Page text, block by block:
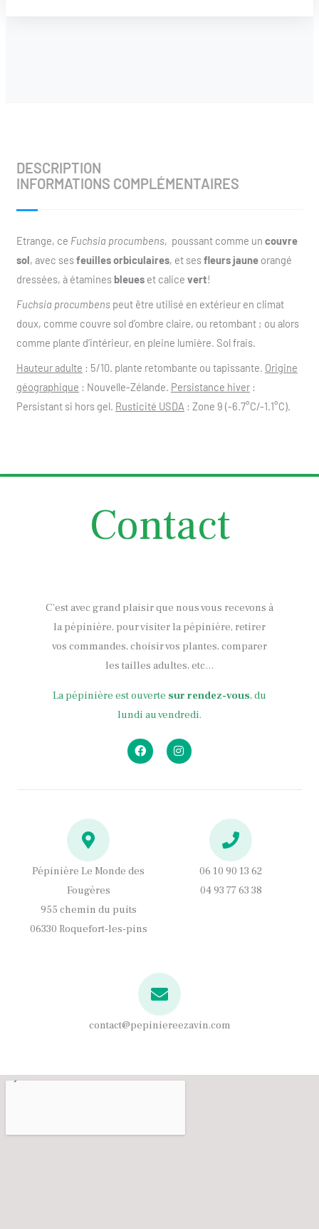
DESCRIPTION
INFORMATIONS COMPLÉMENTAIRES
Etrange, ce Fuchsia procumbens, poussant comme un couvre
sol, avec sesfeuilles orbiculaires, et sesfleurs jauneorangé
dressées, à étaminesbleueset calice vert!
Fuchsia procumbenspeut être utilisé en extérieur en climat
doux, comme couvre sol d’ombre claire, ou retombant ; ou alors
comme plante d’intérieur, en pleine lumière. Sol frais.
Hauteur adulte : 5/10. plante retombante ou tapissante. Origine
géographique : Nouvelle-Zélande. Persistance hiver:
Persistant si hors gel. Rusticité USDA : Zone 9 (-6.7°C/-1.1°C).
Contact
C’est avec grand plaisir que nous vous recevons à
la pépinière, pour visiter la pépinière, retirer
vos commandes, choisir vos plantes, comparer
les tailles adultes, etc…
La pépinière est ouverte sur rendez-vous, du
lundi au vendredi.
F
a
c
I
n
s
Pépinière Le Monde des
Fougères
955 chemin du puits
06330 Roquefort-les-pins
06 10 90 13 62
04 93 77 63 38
contact@pepiniereezavin.com